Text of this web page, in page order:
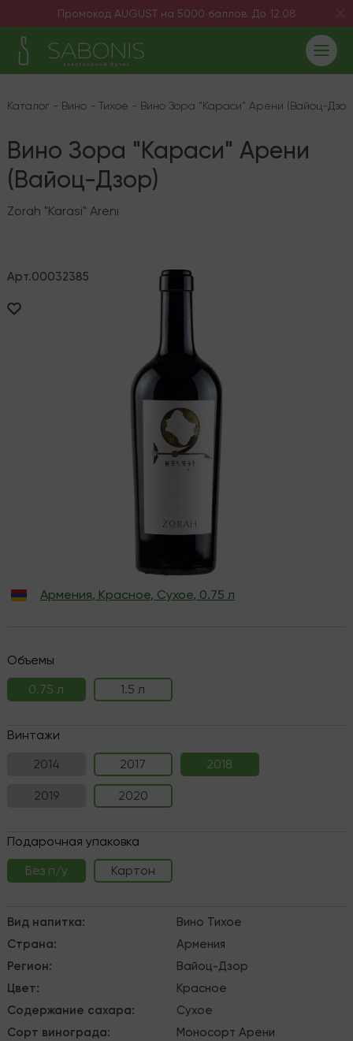
Промокод AUGUST на 5000 баллов. До 12.08
Каталог - Вино- Тихое - Вино Зора "Караси" Арени (Вайоц-
Вино Зора "Караси" Арени
(Вайоц-Дзор)
Zorah "Karasi" Areni
Арт.00032385
Армения, Красное, Сухое, 0.75 л
Объемы
0.75 л
1.5 л
Винтажи
2014
2017 2018
2019 2020
Подарочная упаковка
Без п/у
Картон
Вид напитка: Вино Тихое
Страна:
Армения
Регион:
Вайоц-Дзор
Цвет:
Красное
Содержание сахара:
Сухое
Сорт винограда: Моносорт Арени